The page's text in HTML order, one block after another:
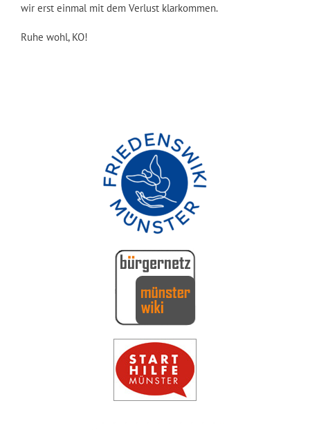
wir erst einmal mit dem Verlust klarkommen.
Ruhe wohl, KO!